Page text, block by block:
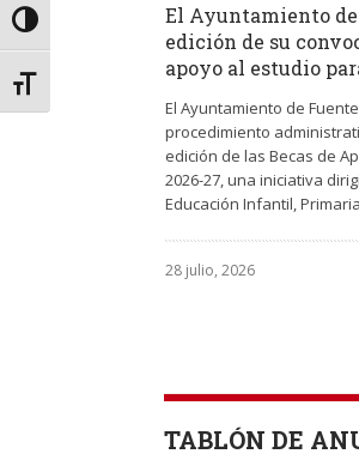
Alternar alto contraste
Alternar tamaño de letra
El Ayuntamiento
edición de su
apoyo al estudio
El Ayuntamiento de
procedimiento
edición de las Becas de
2026-27, una iniciativa
Educación Infantil,
28 julio, 2026
TABLÓN DE